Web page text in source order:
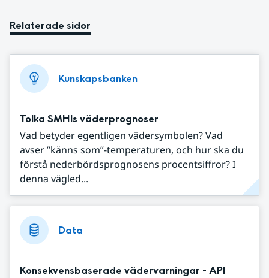
Relaterade sidor
Kunskapsbanken
Tolka SMHIs väderprognoser
Vad betyder egentligen vädersymbolen? Vad
avser ”känns som”-temperaturen, och hur ska du
förstå nederbördsprognosens procentsiffror? I
denna vägled...
Data
Konsekvensbaserade vädervarningar - API